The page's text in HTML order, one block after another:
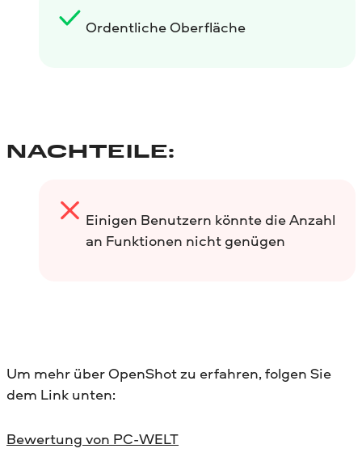
Ordentliche Oberfläche
NACHTEILE:
Einigen Benutzern könnte die Anzahl
an Funktionen nicht genügen
Um mehr über OpenShot zu erfahren, folgen Sie
dem Link unten:
Bewertung von PC-WELT